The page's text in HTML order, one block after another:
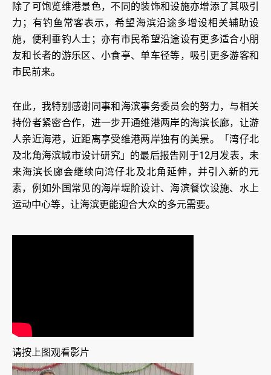
除了可饱览维港景色，不同的装饰和设施亦增添了其吸引
力；有钓鱼常客表示，希望海滨沿途多增设相关辅助设
施，便利垂钓人士；亦有市民希望沿途设有更多适合小朋
友和长者的游乐区、小食亭、单车径等，吸引更多游客和
市民前来。
在此，我特别感谢同事和海滨事务委员会的努力，与相关
持份者紧密合作，进一步开通维港两岸的海滨长廊，让游
人亲近海港，近距离享受维港两岸独有的美景。「湾仔北
及北角海滨城市设计研究」的最后报告刚于12月发表，未
来海滨长廊会继续向湾仔北及北角延伸，并引入新的元
素，例如外国常见的海岸堤阶设计、海滨餐饮设施、水上
运动中心等，让海滨更能迎合大众的多元需要。
请按上图观看影片